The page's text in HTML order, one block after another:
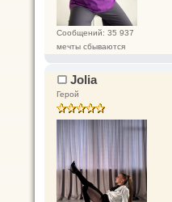
Сообщений: 35 937
мечты сбываются
Jolia
Герой